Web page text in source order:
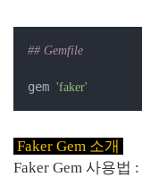
## Gemfile
gem 'faker'
Faker Gem 소개
Faker Gem 사용법 :